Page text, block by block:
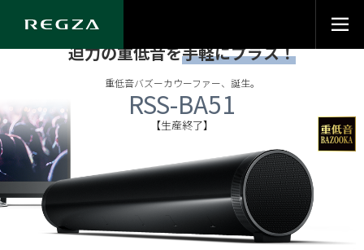
迫力の重低音を手軽にプラス！
重低音バズーカウーファー、誕生。
RSS-BA51
【生産終了】